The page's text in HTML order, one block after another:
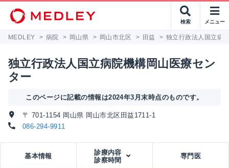
検索 メニュー
MEDLEY > 病院 > 岡山県 > 岡山市北区 > 田益 > 独立行政法人国立病
独立行政法人国立病院機構岡山医療セン
ター
このページに記載の情報は2024年3月末時点のものです。
〒 701-1154 岡山県 岡山市北区田益1711-1
086-294-9911
基本情報
診療内容
診察時間
専門医